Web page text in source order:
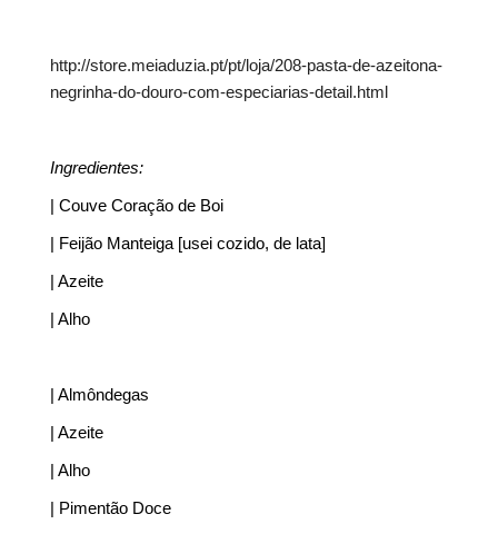
http://store.meiaduzia.pt/pt/loja/208-pasta-de-azeitona-
negrinha-do-douro-com-especiarias-detail.html
Ingredientes:
| Couve Coração de Boi
| Feijão Manteiga [usei cozido, de lata]
| Azeite
| Alho
| Almôndegas
| Azeite
| Alho
| Pimentão Doce